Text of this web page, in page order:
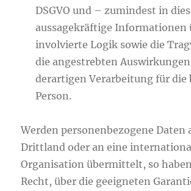
DSGVO und – zumindest in
aussagekräftige Informationen
involvierte Logik sowie die
die angestrebten
derartigen Verarbeitung für die
Person.
Werden personenbezogene Daten
Drittland oder an eine
Organisation übermittelt, so
Recht, über die geeigneten